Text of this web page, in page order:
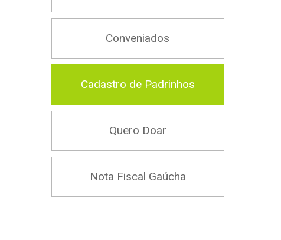
Conveniados
Cadastro de Padrinhos
Quero Doar
Nota Fiscal Gaúcha